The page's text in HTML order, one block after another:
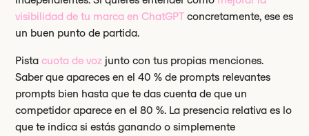
visibilidad de tu marca en ChatGPT concretamente, ese es
un buen punto de partida.
Pistacuota de voz junto con tus propias menciones.
Saber que apareces en el 40 % de prompts relevantes
prompts bien hasta que te das cuenta de que un
competidor aparece en el 80 %. La presencia relativa es lo
que te indica si estás ganando o simplemente